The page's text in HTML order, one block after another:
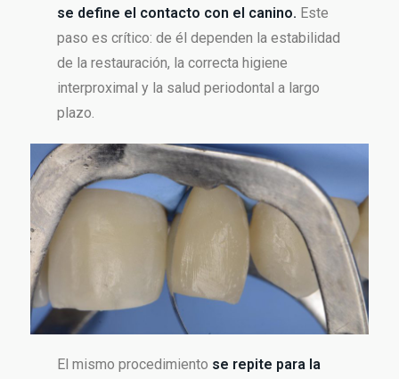
se define el contacto con el canino. Este
paso es crítico: de él dependen la estabilidad
de la restauración, la correcta higiene
interproximal y la salud periodontal a largo
plazo.
El mismo procedimiento se repite para la